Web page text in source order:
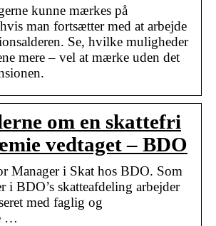
kunne mærkes på
man fortsætter med at arbejde
Se, hvilke muligheder
mere – vel at mærke uden det
om en skattefri
vedtaget – BDO
Manager i Skat hos BDO. Som
i BDO’s skatteafdeling arbejder
med faglig og
…